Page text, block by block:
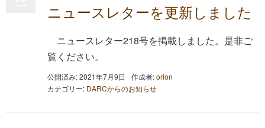
ニュースレターを更新しました
ニュースレター218号を掲載しました。是非ご
覧ください。
公開済み: 2021年7月9日 作成者:orion
カテゴリー: DARCからのお知らせ